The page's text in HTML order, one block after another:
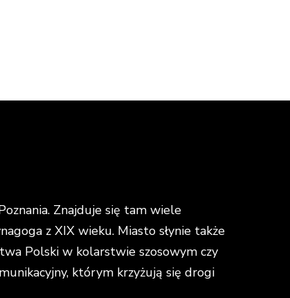
Znajduje się tam wiele
z XIX wieku. Miasto słynie także
Polski w kolarstwie szosowym czy
którym krzyżują się drogi